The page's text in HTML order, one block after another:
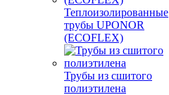
Теплоизолированные
трубы UPONOR
(ECOFLEX)
Трубы из сшитого
полиэтилена